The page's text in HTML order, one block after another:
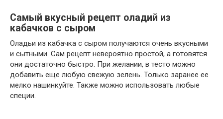
Самый вкусный рецепт оладий из
кабачков с сыром
Оладьи из кабачка с сыром получаются очень вкусными
и сытными. Сам рецепт невероятно простой, а готовятся
они достаточно быстро. При желании, в тесто можно
добавить еще любую свежую зелень. Только заранее ее
мелко нашинкуйте. Также можно использовать любые
специи.